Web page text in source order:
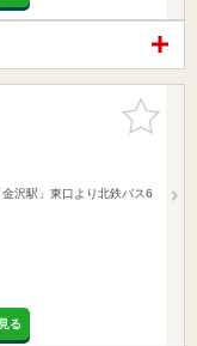
お気に入
りに追加
沢駅」東口より北鉄バス6
る